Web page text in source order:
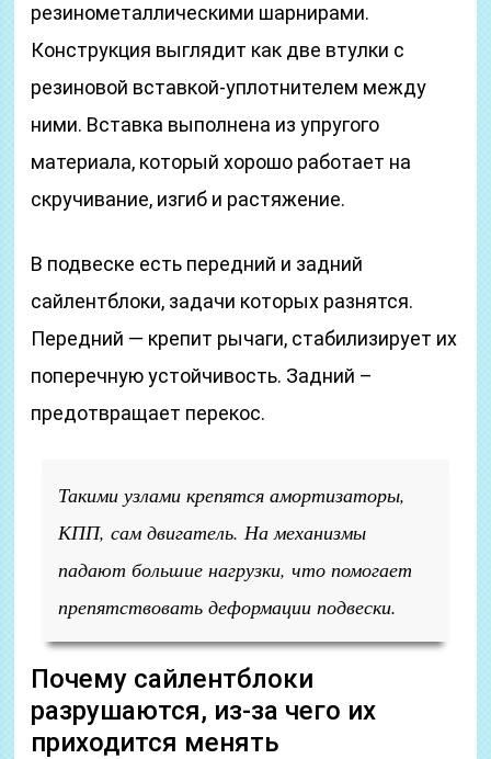
резинометаллическими шарнирами.
Конструкция выглядит как две втулки с
резиновой вставкой-уплотнителем между
ними. Вставка выполнена из упругого
материала, который хорошо работает на
скручивание, изгиб и растяжение.
В подвеске есть передний и задний
сайлентблоки, задачи которых разнятся.
Передний — крепит рычаги, стабилизирует их
поперечную устойчивость. Задний –
предотвращает перекос.
Такими узлами крепятся амортизаторы,
КПП, сам двигатель. На механизмы
падают большие нагрузки, что помогает
препятствовать деформации подвески.
Почему сайлентблоки
разрушаются, из-за чего их
приходится менять